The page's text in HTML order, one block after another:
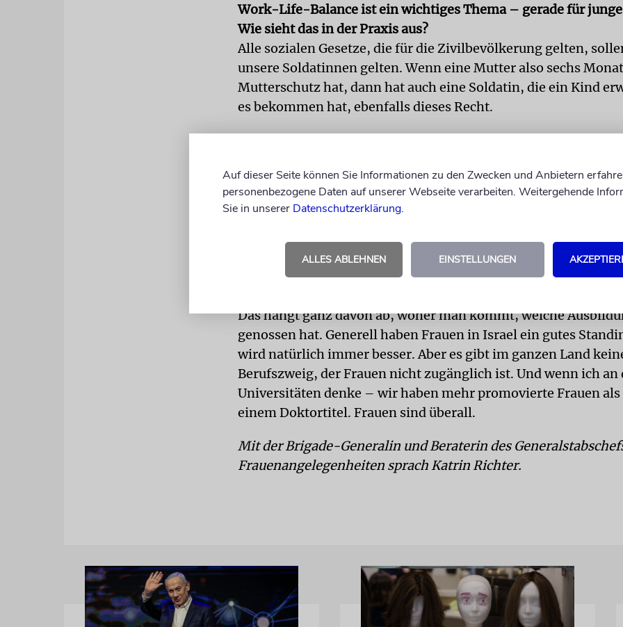
Work-Life-Balance ist ein wichtiges Thema – gerade für
Wie sieht das in der Praxis aus?
Alle sozialen Gesetze, die für die Zivilbevölkerung gelten,
unsere Soldatinnen gelten. Wenn eine Mutter also sechs
Mutterschutz hat, dann hat auch eine Soldatin, die ein Kind
es bekommen hat, ebenfalls dieses Recht.
Frauen. Aber Eltern dürfen zum Beispiel früher nach Hause
Kameraden, die noch keine eigene Familie haben. Es gibt viele
Arbeitszeiten rund um die Uhr verbunden sind.
Innerhalb der IDF sieht es mit der Gleichberechtigung also
Das hängt ganz davon ab, woher man kommt, welche
genossen hat. Generell haben Frauen in Israel ein gutes
wird natürlich immer besser. Aber es gibt im ganzen Land
Berufszweig, der Frauen nicht zugänglich ist. Und wenn ich an
Universitäten denke – wir haben mehr promovierte Frauen
einem Doktortitel. Frauen sind überall.
Mit der Brigade-Generalin und Beraterin des
Frauenangelegenheiten sprach Katrin Richter.
Auf dieser Seite können Sie Informationen zu den Zwecken und Anbietern
personenbezogene Daten auf unserer Webseite verarbeiten. Weitergehende
Sie in unserer Datenschutzerklärung.
ALLES ABLEHNEN EINSTELLUNGEN